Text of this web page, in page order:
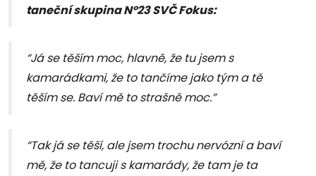
taneční skupina N°23 SVČ Fokus:
“Já se těším moc, hlavně, že tu jsem s
kamarádkami, že to tančíme jako tým a tě
těším se. Baví mě to strašně moc.”
“Tak já se těší, ale jsem trochu nervózní a baví
mě, že to tancuji s kamarády, že tam je ta